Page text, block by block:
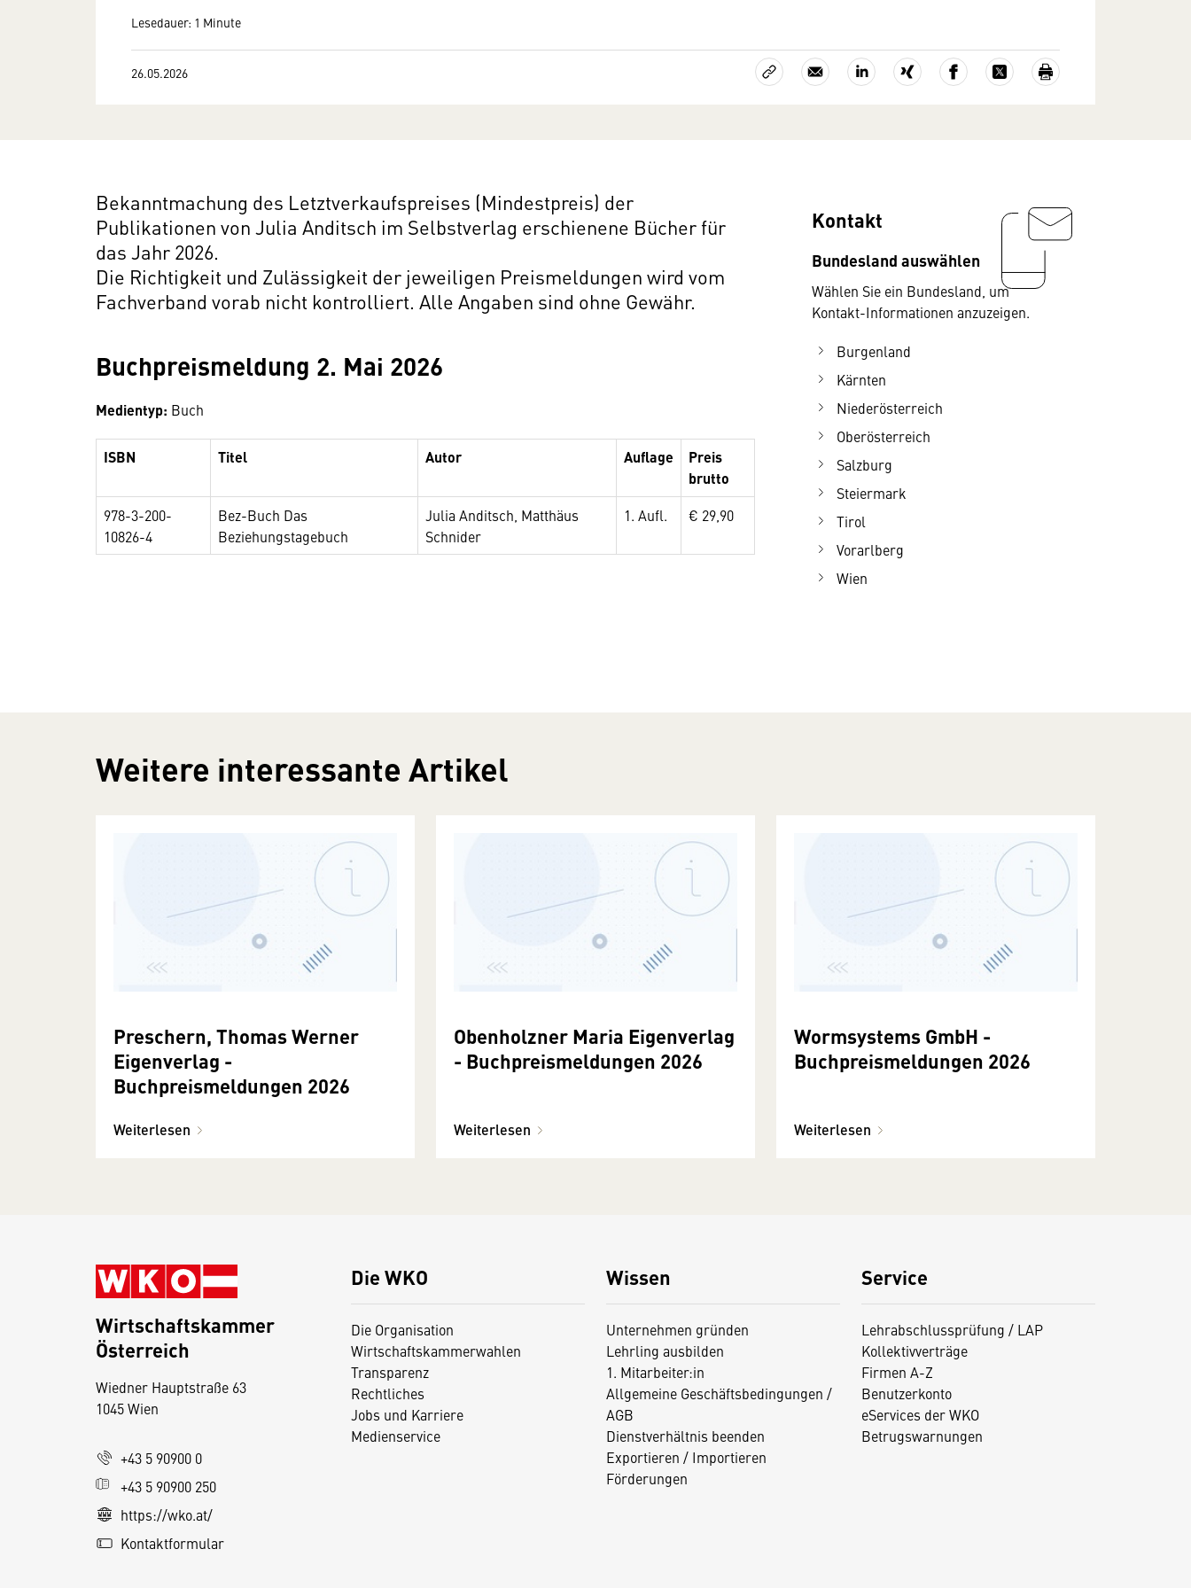
Lesedauer: 1 Minute
26.05.2026
Bekanntmachung des Letztverkaufspreises (Mindestpreis) der
Publikationen von Julia Anditsch im Selbstverlag erschienene Bücher für
das Jahr 2026.
Die Richtigkeit und Zulässigkeit der jeweiligen Preismeldungen wird vom
Fachverband vorab nicht kontrolliert. Alle Angaben sind ohne Gewähr.
Buchpreismeldung 2. Mai 2026
Medientyp: Buch
ISBN Titel Autor Auflage
Preis
brutto
978-3-200-
10826-4
Bez-Buch Das
Beziehungstagebuch
Julia Anditsch, Matthäus
Schnider
1. Aufl. € 29,90
Kontakt
Bundesland auswählen
Wählen Sie ein Bundesland, um
Kontakt-Informationen anzuzeigen.
Burgenland
Kärnten
Niederösterreich
Oberösterreich
Salzburg
Steiermark
Tirol
Vorarlberg
Wien
Weitere interessante Artikel
Preschern, Thomas Werner
Eigenverlag -
Buchpreismeldungen 2026
Weiterlesen
Obenholzner Maria Eigenverlag
- Buchpreismeldungen 2026
Weiterlesen
Wormsystems GmbH -
Buchpreismeldungen 2026
Weiterlesen
Die WKO
Die Organisation
Wirtschaftskammerwahlen
Transparenz
Rechtliches
Jobs und Karriere
Medienservice
Wissen
Unternehmen gründen
Lehrling ausbilden
1. Mitarbeiter:in
Allgemeine Geschäftsbedingungen /
AGB
Dienstverhältnis beenden
Exportieren / Importieren
Förderungen
Service
Lehrabschlussprüfung / LAP
Kollektivverträge
Firmen A-Z
Benutzerkonto
eServices der WKO
Betrugswarnungen
Wirtschaftskammer
Österreich
Wiedner Hauptstraße 63
1045 Wien
+43 5 90900 0
+43 5 90900 250
https://wko.at/
Kontaktformular